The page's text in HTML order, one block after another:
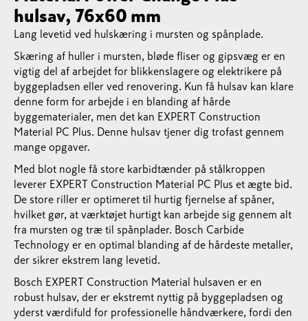
hulsav, 76x60 mm
Lang levetid ved hulskæring i mursten og spånplade.
Skæring af huller i mursten, bløde fliser og gipsvæg er en
vigtig del af arbejdet for blikkenslagere og elektrikere på
byggepladsen eller ved renovering. Kun få hulsav kan klare
denne form for arbejde i en blanding af hårde
byggematerialer, men det kan EXPERT Construction
Material PC Plus. Denne hulsav tjener dig trofast gennem
mange opgaver.
Med blot nogle få store karbidtænder på stålkroppen
leverer EXPERT Construction Material PC Plus et ægte bid.
De store riller er optimeret til hurtig fjernelse af spåner,
hvilket gør, at værktøjet hurtigt kan arbejde sig gennem alt
fra mursten og træ til spånplader. Bosch Carbide
Technology er en optimal blanding af de hårdeste metaller,
der sikrer ekstrem lang levetid.
Bosch EXPERT Construction Material hulsaven er en
robust hulsav, der er ekstremt nyttig på byggepladsen og
yderst værdifuld for professionelle håndværkere, fordi den